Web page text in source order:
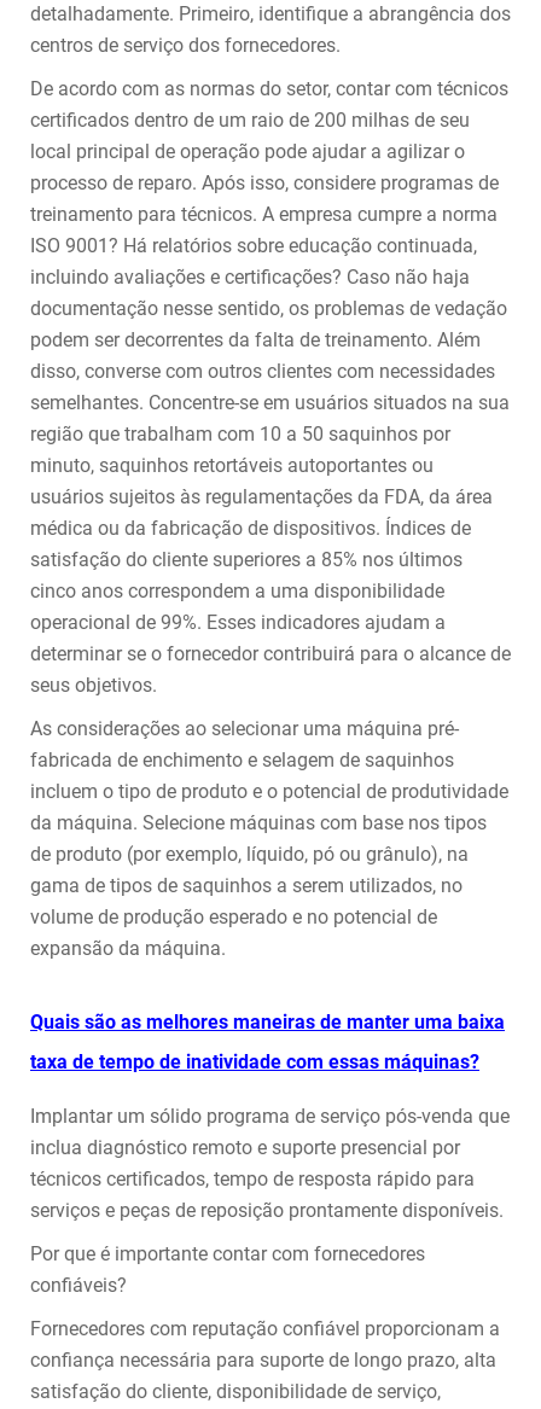
detalhadamente. Primeiro, identifique a abrangência dos
centros de serviço dos fornecedores.
De acordo com as normas do setor, contar com técnicos
certificados dentro de um raio de 200 milhas de seu
local principal de operação pode ajudar a agilizar o
processo de reparo. Após isso, considere programas de
treinamento para técnicos. A empresa cumpre a norma
ISO 9001? Há relatórios sobre educação continuada,
incluindo avaliações e certificações? Caso não haja
documentação nesse sentido, os problemas de vedação
podem ser decorrentes da falta de treinamento. Além
disso, converse com outros clientes com necessidades
semelhantes. Concentre-se em usuários situados na sua
região que trabalham com 10 a 50 saquinhos por
minuto, saquinhos retortáveis autoportantes ou
usuários sujeitos às regulamentações da FDA, da área
médica ou da fabricação de dispositivos. Índices de
satisfação do cliente superiores a 85% nos últimos
cinco anos correspondem a uma disponibilidade
operacional de 99%. Esses indicadores ajudam a
determinar se o fornecedor contribuirá para o alcance de
seus objetivos.
As considerações ao selecionar uma máquina pré-
fabricada de enchimento e selagem de saquinhos
incluem o tipo de produto e o potencial de produtividade
da máquina. Selecione máquinas com base nos tipos
de produto (por exemplo, líquido, pó ou grânulo), na
gama de tipos de saquinhos a serem utilizados, no
volume de produção esperado e no potencial de
expansão da máquina.
Quais são as melhores maneiras de manter uma baixa
taxa de tempo de inatividade com essas máquinas?
Implantar um sólido programa de serviço pós-venda que
inclua diagnóstico remoto e suporte presencial por
técnicos certificados, tempo de resposta rápido para
serviços e peças de reposição prontamente disponíveis.
Por que é importante contar com fornecedores
confiáveis?
Fornecedores com reputação confiável proporcionam a
confiança necessária para suporte de longo prazo, alta
satisfação do cliente, disponibilidade de serviço,